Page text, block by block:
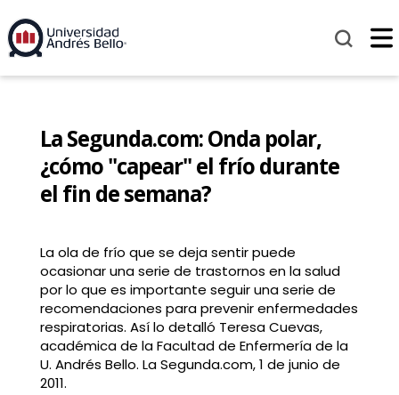
La Segunda.com: Onda polar,
¿cómo "capear" el frío durante
el fin de semana?
La ola de frío que se deja sentir puede
ocasionar una serie de trastornos en la salud
por lo que es importante seguir una serie de
recomendaciones para prevenir enfermedades
respiratorias. Así lo detalló Teresa Cuevas,
académica de la Facultad de Enfermería de la
U. Andrés Bello. La Segunda.com, 1 de junio de
2011.